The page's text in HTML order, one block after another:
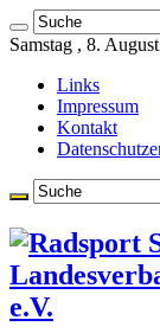
Samstag , 8.
Links
Impressum
Kontakt
e.V.